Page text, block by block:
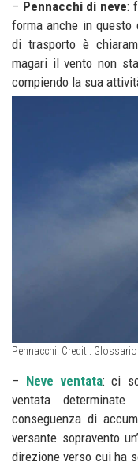
– Pennacchi di neve:
forma anche in questo
di trasporto è
magari il vento non
compiendo la sua
Pennacchi. Crediti: Glossario
– Neve ventata: ci
ventata
conseguenza di
versante sopravento
direzione verso cui ha